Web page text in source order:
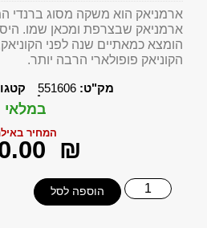
ארמניאק הוא משקה מסוג ברנדי
ארמניאק שבצרפת ומכאן שמו.
הומצא כמאתיים שנה לפני
הקוניאק פופולארי הרבה יותר.
מק"ט: 551606
במלאי
המחיר
₪
הוספה לסל